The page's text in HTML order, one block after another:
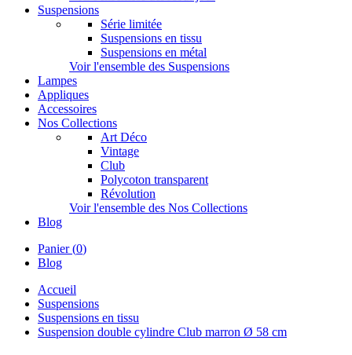
Suspensions
Série limitée
Suspensions en tissu
Suspensions en métal
Voir l'ensemble des Suspensions
Lampes
Appliques
Accessoires
Nos Collections
Art Déco
Vintage
Club
Polycoton transparent
Révolution
Voir l'ensemble des Nos Collections
Blog
Panier (0)
Blog
Accueil
Suspensions
Suspensions en tissu
Suspension double cylindre Club marron Ø 58 cm